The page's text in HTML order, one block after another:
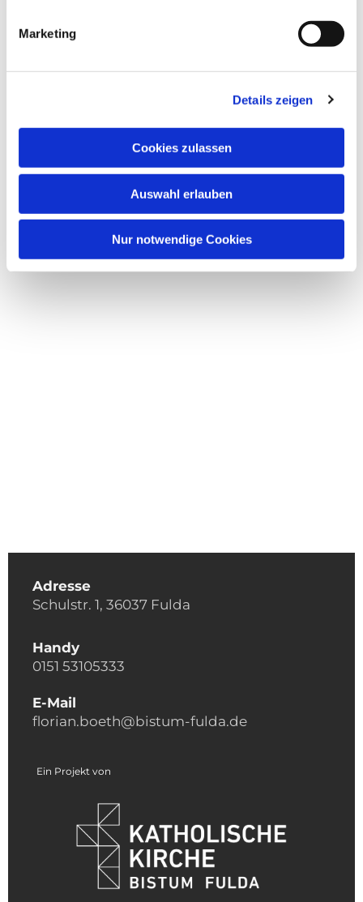
Marketing
Details zeigen
Cookies zulassen
Auswahl erlauben
Nur notwendige Cookies
interessieren
Adresse
Schulstr. 1, 36037 Fulda
Handy
0151 53105333
E-Mail
florian.boeth@bistum-fulda.de
Ein Projekt von